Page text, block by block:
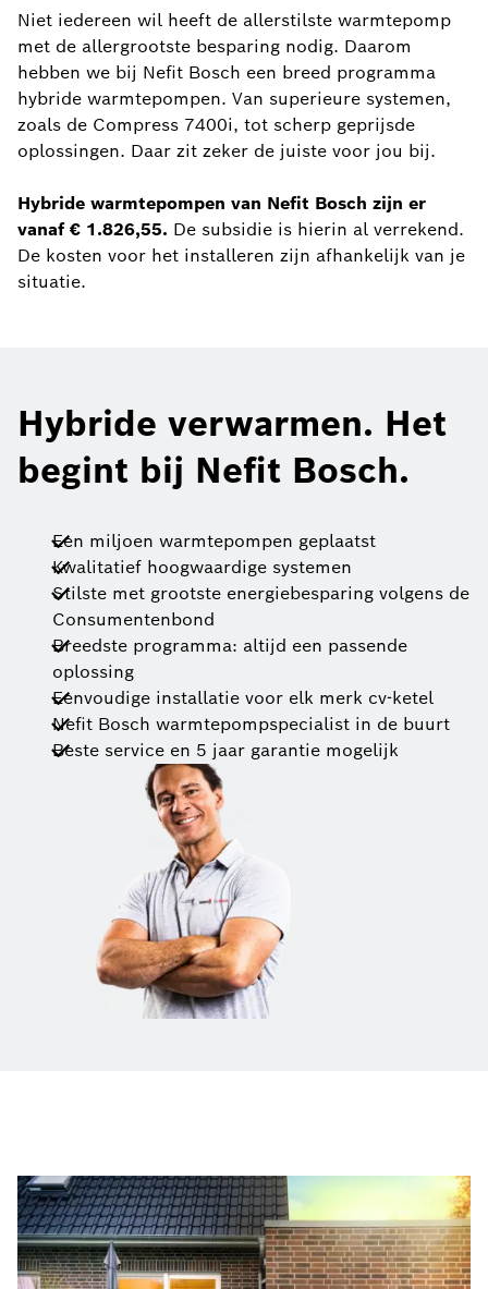
Niet iedereen wil heeft de allerstilste warmtepomp
met de allergrootste besparing nodig. Daarom
hebben we bij Nefit Bosch een breed programma
hybride warmtepompen. Van superieure systemen,
zoals de Compress 7400i, tot scherp geprijsde
oplossingen. Daar zit zeker de juiste voor jou bij.
Hybride warmtepompen van Nefit Bosch zijn er
vanaf € 1.826,55. De subsidie is hierin al verrekend.
De kosten voor het installeren zijn afhankelijk van je
situatie.
Hybride verwarmen. Het
begint bij Nefit Bosch.
Een miljoen warmtepompen geplaatst
Kwalitatief hoogwaardige systemen
Stilste met grootste energiebesparing volgens de
Consumentenbond
Breedste programma: altijd een passende
oplossing
Eenvoudige installatie voor elk merk cv-ketel
Nefit Bosch warmtepompspecialist in de buurt
Beste service en 5 jaar garantie mogelijk